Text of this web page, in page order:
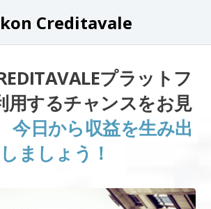
Creditavale
プラットフ
用するチャンスをお見
今日から収益を生み出
しましょう！